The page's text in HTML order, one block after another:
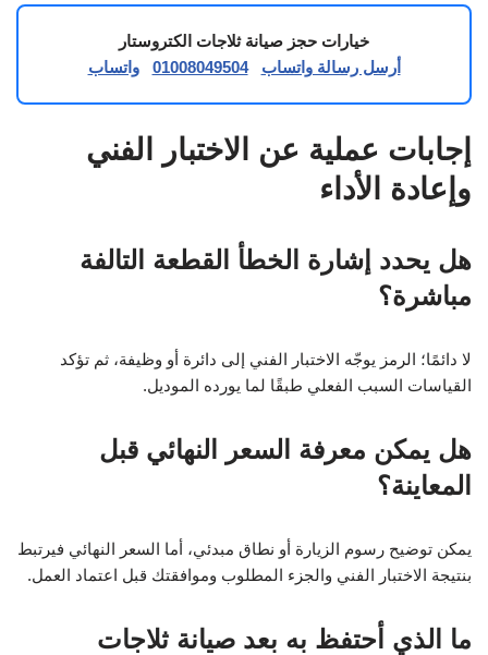
خيارات حجز صيانة ثلاجات الكتروستار
أرسل رسالة واتساب
01008049504 واتساب
إجابات عملية عن الاختبار الفني
وإعادة الأداء
هل يحدد إشارة الخطأ القطعة التالفة
مباشرة؟
لا دائمًا؛ الرمز يوجّه الاختبار الفني إلى دائرة أو وظيفة، ثم تؤكد
القياسات السبب الفعلي طبقًا لما يورده الموديل.
هل يمكن معرفة السعر النهائي قبل
المعاينة؟
يمكن توضيح رسوم الزيارة أو نطاق مبدئي، أما السعر النهائي فيرتبط
بنتيجة الاختبار الفني والجزء المطلوب وموافقتك قبل اعتماد العمل.
ما الذي أحتفظ به بعد صيانة ثلاجات